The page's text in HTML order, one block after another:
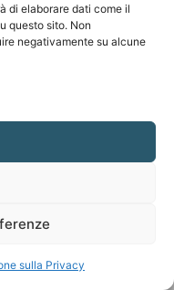
di elaborare dati come il
questo sito. Non
negativamente su alcune
sulla Privacy